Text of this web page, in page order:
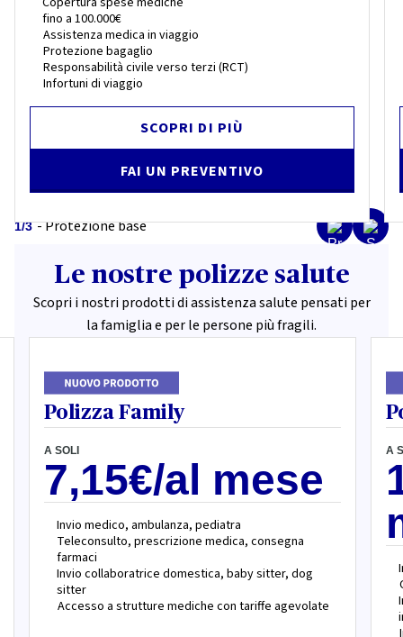
fino a 100.000€
Assistenza medica in viaggio
Protezione bagaglio
Responsabilità civile verso terzi (RCT)
Infortuni di viaggio
SCOPRI DI PIÙ
FAI UN PREVENTIVO
1/3 - Protezione base
Le nostre polizze salute
Scopri i nostri prodotti di assistenza salute pensati per
la famiglia e per le persone più fragili.
Polizza Family
A SOLI
7,15€/al mese
Invio medico, ambulanza, pediatra
Teleconsulto, prescrizione medica, consegna
farmaci
Invio collaboratrice domestica, baby sitter, dog
sitter
Accesso a strutture mediche con tariffe agevolate
A